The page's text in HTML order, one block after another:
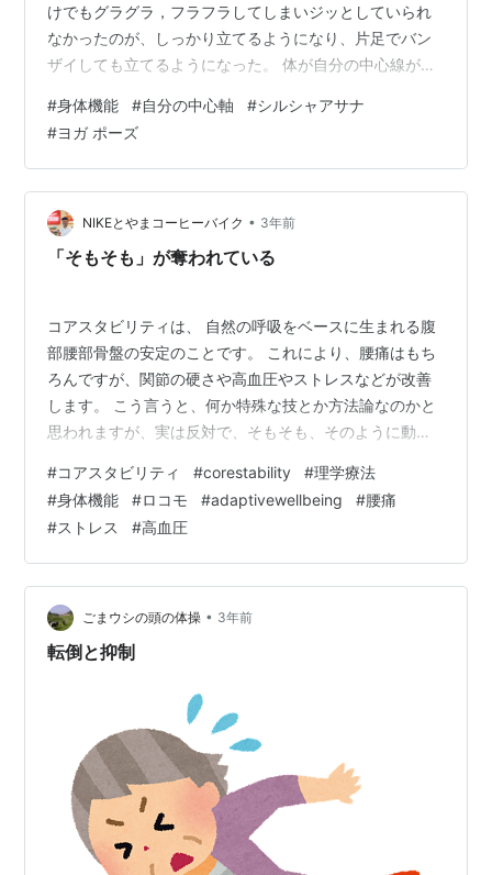
けでもグラグラ，フラフラしてしまいジッとしていられ
なかったのが、しっかり立てるようになり、片足でバン
ザイしても立てるようになった。 体が自分の中心線が何
っ直ぐ立つというのは誰でもできるけれど、やろうと思
えばもっと、もっと真っ直ぐに立つことができるのだ。
自分の中心に立つことは大変難しいということがやっと
解ってきたところ。 シルシアーサナという三転倒立のよ
うなポーズがあるのだけれど、逆立ちして真っすぐ支え
なく立つのが今の私の目標だ。 今なんとか…
#身体機能 #自分の中心軸 #シルシャアサナ
#ヨガ ポーズ
NIKEとやまコーヒーバイク • 3年前
「そもそも」が奪われている
コアスタビリティは、 自然の呼吸をベースに生まれる腹
部腰部骨盤の安定のことです。 これにより、腰痛はもち
ろんですが、関節の硬さや高血圧やストレスなどが改善
します。 こう言うと、何か特殊な技とか方法論なのかと
思われますが、実は反対で、そもそも、そのように動く
腰痛硬さ高血圧ストレスたちは起こるはずないのです
が、「そもそも」が現代では奪われているから、問題が
起こります。 「そもそも」が奪われた原因は、よく言わ
れているのが、座位時間の延長です。他にもたくさん言
われていて、満員電車や排気ガスやストレス過多なんか
も「そもそも」あったコアスタビリティを奪う…
#コアスタビリティ #corestability #理学療法
#身体機能 #ロコモ #adaptivewellbeing #腰痛
#ストレス #高血圧
ごまウシの頭の体操 • 3年前
転倒と抑制